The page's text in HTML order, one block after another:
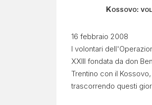
Kossovo:
16 febbraio 2008
I volontari
XXIII fondata da don
Trentino con il
trascorrendo questi